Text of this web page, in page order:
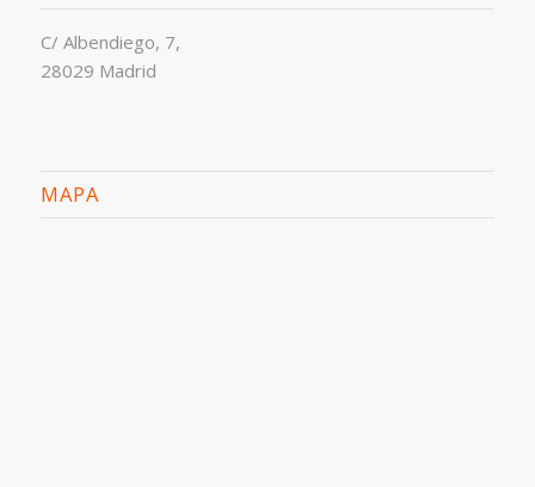
C/ Albendiego, 7,
28029 Madrid
MAPA